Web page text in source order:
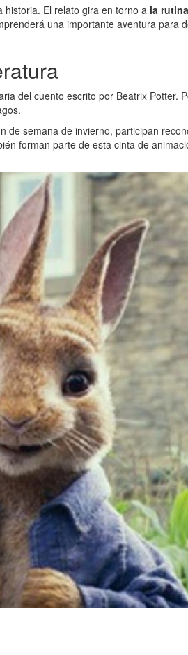
historia. El relato gira en torno a la
una importante aventura para
del cuento escrito por Beatrix Potter.
semana de invierno, participan
forman parte de esta cinta de